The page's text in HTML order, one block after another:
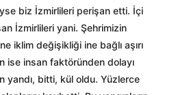
biz İzmirlileri perişan etti. İçi
İzmirlileri yani. Şehrimizin
iklim değişikliği ine bağlı aşırı
ise insan faktöründen dolayı
yandı, bitti, kül oldu. Yüzlerce